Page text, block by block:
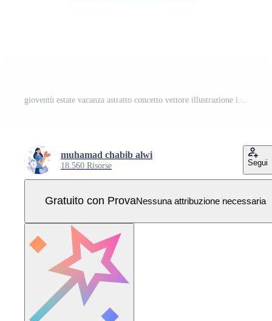
muhamad chabib alwi
18.560 Risorse Segui
Gratuito con ProvaNessuna attribuzione necessaria